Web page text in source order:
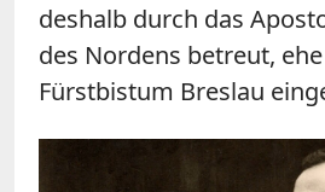
deshalb durch das
des Nordens betreut,
Fürstbistum Breslau